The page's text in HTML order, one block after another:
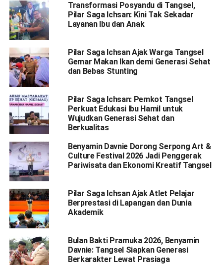
Transformasi Posyandu di Tangsel,
Pilar Saga Ichsan: Kini Tak Sekadar
Layanan Ibu dan Anak
Pilar Saga Ichsan Ajak Warga Tangsel
Gemar Makan Ikan demi Generasi Sehat
dan Bebas Stunting
Pilar Saga Ichsan: Pemkot Tangsel
Perkuat Edukasi Ibu Hamil untuk
Wujudkan Generasi Sehat dan
Berkualitas
Benyamin Davnie Dorong Serpong Art &
Culture Festival 2026 Jadi Penggerak
Pariwisata dan Ekonomi Kreatif Tangsel
Pilar Saga Ichsan Ajak Atlet Pelajar
Berprestasi di Lapangan dan Dunia
Akademik
Bulan Bakti Pramuka 2026, Benyamin
Davnie: Tangsel Siapkan Generasi
Berkarakter Lewat Prasiaga